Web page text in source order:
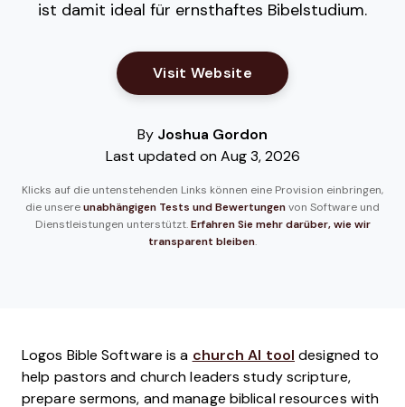
ist damit ideal für ernsthaftes Bibelstudium.
Visit Website Opens New Window
By Joshua Gordon
Last updated on Aug 3, 2026
Klicks auf die untenstehenden Links können eine Provision einbringen,
die unsere unabhängigen Tests und Bewertungen von Software und
Dienstleistungen unterstützt. Erfahren Sie mehr darüber, wie wir
transparent bleiben.
Logos Bible Software is a church AI tool designed to
help pastors and church leaders study scripture,
prepare sermons, and manage biblical resources with